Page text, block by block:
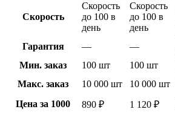
Скорость
Скорость
до 100 в
день
Скорость
до 100 в
день
Гарантия — —
Мин. заказ
100 шт 100 шт
Макс. заказ
10 000 шт 10 000 шт
Цена за 1000
890 ₽ 1 120 ₽